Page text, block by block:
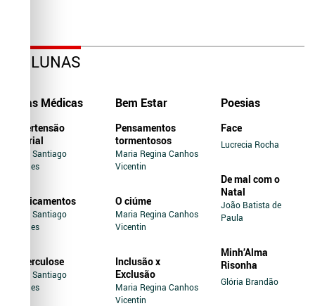
COLUNAS
Dicas Médicas
Hipertensão
Arterial
Jairo Santiago
Novaes
Medicamentos
Jairo Santiago
Novaes
Tuberculose
Jairo Santiago
Novaes
Bem Estar
Pensamentos
tormentosos
Maria Regina Canhos
Vicentin
O ciúme
Maria Regina Canhos
Vicentin
Inclusão x
Exclusão
Maria Regina Canhos
Vicentin
Poesias
Face
Lucrecia Rocha
De mal com o
Natal
João Batista de
Paula
Minh’Alma
Risonha
Glória Brandão